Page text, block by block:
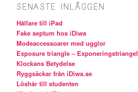
SENASTE INLÄGGEN
Hållare till iPad
Fake septum hos iDiwa
Modeaccessoarer med ugglor
Exposure triangle – Exponeringstriangel
Klockans Betydelse
Ryggsäckar från iDiwa.se
Löshår till studenten